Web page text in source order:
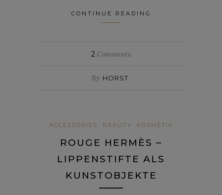
CONTINUE READING
2 Comments
By HORST
ACCESSORIES BEAUTY KOSMETIK
ROUGE HERMÈS –
LIPPENSTIFTE ALS
KUNSTOBJEKTE